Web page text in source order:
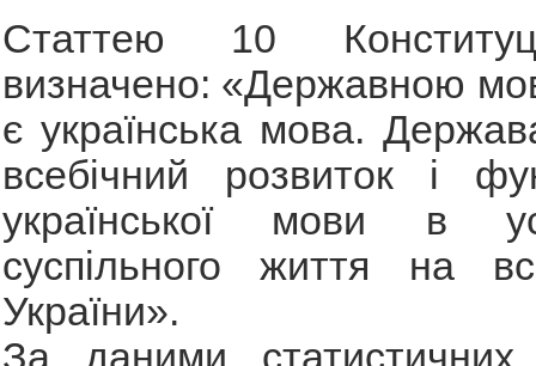
Статтею 10
визначено: «Державною
є українська мова.
всебічний розвиток і
української мови в
суспільного життя на
України».
За даними статистичних